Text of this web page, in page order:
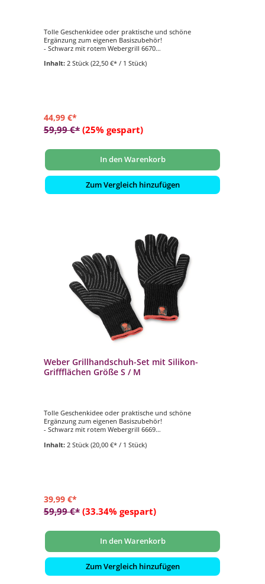
Tolle Geschenkidee oder praktische und schöne
Ergänzung zum eigenen Basiszubehör!
- Schwarz mit rotem Webergrill 6670
- Innenflächen mit Silikonflächen
Inhalt: 2 Stück (22,50 €* / 1 Stück)
44,99 €*
59,99 €* (25% gespart)
In den Warenkorb
Zum Vergleich hinzufügen
Weber Grillhandschuh-Set mit Silikon-
Griffflächen Größe S / M
Tolle Geschenkidee oder praktische und schöne
Ergänzung zum eigenen Basiszubehör!
- Schwarz mit rotem Webergrill 6669
- Innenflächen mit Silikonflächen
Inhalt: 2 Stück (20,00 €* / 1 Stück)
39,99 €*
59,99 €* (33.34% gespart)
In den Warenkorb
Zum Vergleich hinzufügen